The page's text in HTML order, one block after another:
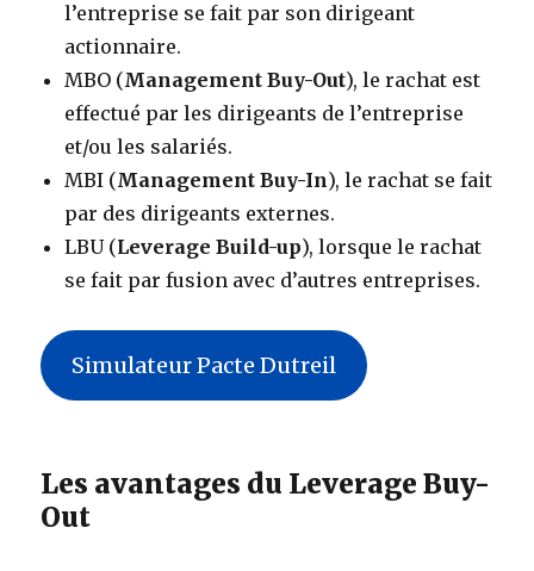
l’entreprise se fait par son dirigeant
actionnaire.
MBO (Management Buy-Out), le rachat est
effectué par les dirigeants de l’entreprise
et/ou les salariés.
MBI (Management Buy-In), le rachat se fait
par des dirigeants externes.
LBU (Leverage Build-up), lorsque le rachat
se fait par fusion avec d’autres entreprises.
Simulateur Pacte Dutreil
Les avantages du Leverage Buy-
Out